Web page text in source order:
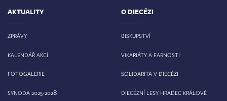
AKTUALITY
ZPRÁVY
KALENDÁŘ AKCÍ
FOTOGALERIE
SYNODA 2025-2028
O DIECÉZI
BISKUPSTVÍ
VIKARIÁTY A FARNOSTI
SOLIDARITA V DIECÉZI
DIECÉZNÍ LESY HRADEC KRÁLOVÉ